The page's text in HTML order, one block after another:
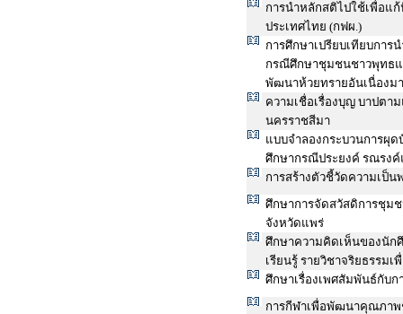
การนำหลักสติไปใช้เพื่อแ
ประเทศไทย (กฟผ.)
การศึกษาเปรียบเทียบกา
กรณีศึกษาชุมชนชาวพุทธ
พัฒนาห้วยทรายอันเนื่องม
ความเชื่อเรื่องบุญ บาปตา
นครราชสีมา
แบบจำลองกระบวนการผุ
ศึกษากรณีประยงค์ รณรงค์
การสร้างตัวชี้วัดความเป็
ศึกษาการจัดสวัสดิการชุม
จังหวัดแพร่
ศึกษาความคิดเห็นของนัก
เรียนรู้ รายวิชาจริยธรรมเ
ศึกษาเรื่องเพศสัมพันธ์กับ
การกีฬาเพื่อพัฒนาคุณภา